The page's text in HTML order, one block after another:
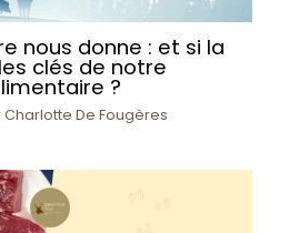
nous donne : et si la
clés de notre
?
Charlotte De Fougères